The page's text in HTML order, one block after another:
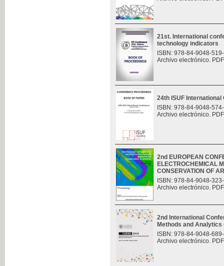
21st. International
technology indicators
ISBN: 978-84-9048-
Archivo electrónico.
24th ISUF
ISBN: 978-84-9048-
Archivo electrónico.
2nd EUROPEAN
ELECTROCHEMICAL
CONSERVATION OF
ISBN: 978-84-9048-
Archivo electrónico.
2nd International
Methods and Analytics
ISBN: 978-84-9048-
Archivo electrónico.